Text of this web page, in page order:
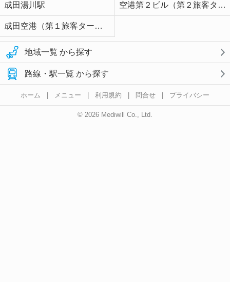
成田湯川駅 空港第２ビル（第２旅客ターミナル）駅
成田空港（第１旅客ターミナル）駅
地域一覧 から探す
路線・駅一覧 から探す
ホーム | メニュー | 利用規約 | 問合せ | プライバシー
© 2026 Mediwill Co., Ltd.